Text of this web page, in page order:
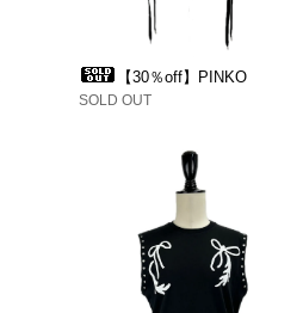
【30％off】PINKO
SOLD OUT